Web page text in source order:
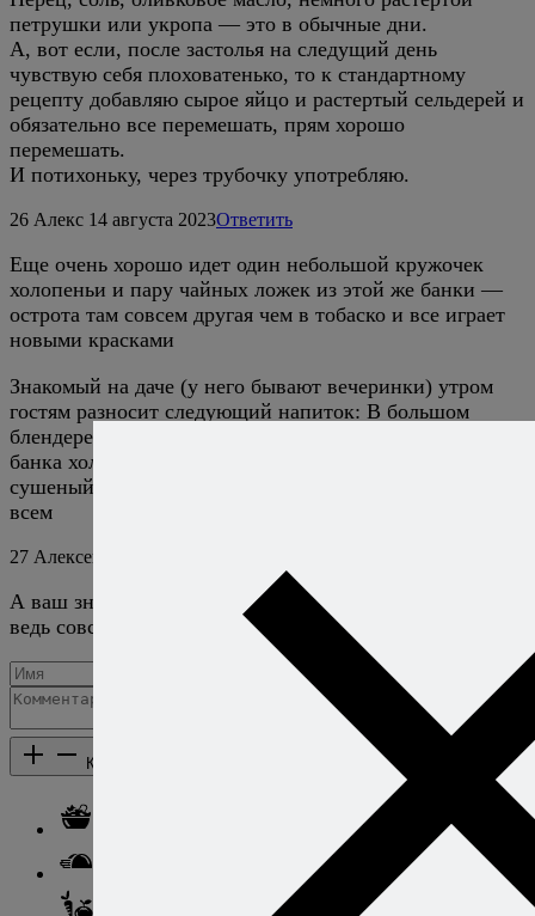
петрушки или укропа — это в обычные дни.
А, вот если, после застолья на следущий день
чувствую себя плоховатенько, то к стандартному
рецепту добавляю сырое яйцо и растертый сельдерей и
обязательно все перемешать, прям хорошо
перемешать.
И потихоньку, через трубочку употребляю.
26 Алекс 14 августа 2023Ответить
Еще очень хорошо идет один небольшой кружочек
холопеньи и пару чайных ложек из этой же банки —
острота там совсем другая чем в тобаско и все играет
новыми красками
Знакомый на даче (у него бывают вечеринки) утром
гостям разносит следующий напиток: В большом
блендере размалываются и перемешиваются маленькая
банка холопеньев, полбутылки табаско, сельдерей, лед,
сушеный лук и выжатый чеснок — очень помогает
всем
27 Алексей Онегин
А ваш знакомый добавляет помидоры? А то иначе это
ведь совсем адская смесь получается.)
Добавить комментарий
Каталог рецептов